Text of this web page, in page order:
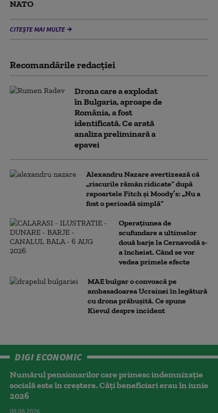
NATO
CITEȘTE MAI MULTE
Recomandările redacţiei
Drona care a explodat
în Bulgaria, aproape de
România, a fost
identificată. Ce arată
analiza preliminară a
epavei
Alexandru Nazare avertizează că
„riscurile rămân ridicate” după
rapoartele Fitch și Moody’s: „Nu a
fost o perioadă simplă”
Operațiunea de
scufundare a ultimelor
două barje la Cernavodă s-
a încheiat. Când se vor
vedea primele efecte
MAE bulgar o convoacă pe
ambasadoarea Ucrainei în legătură
cu drona prăbuşită. Ce spune
Kievul despre incident
DIGI ECONOMIC
Numărul pensionarilor care primesc indemnizaţie
socială este în creștere. Câți beneficiari erau în iunie
2026
08.08.2026